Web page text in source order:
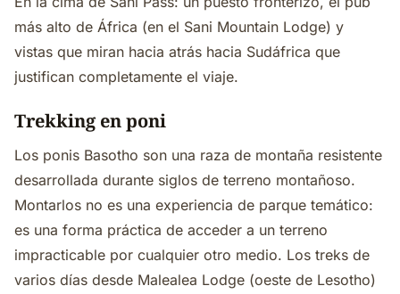
más alto de África (en el Sani Mountain Lodge) y
vistas que miran hacia atrás hacia Sudáfrica que
justifican completamente el viaje.
Trekking en poni
Los ponis Basotho son una raza de montaña resistente
desarrollada durante siglos de terreno montañoso.
Montarlos no es una experiencia de parque temático:
es una forma práctica de acceder a un terreno
impracticable por cualquier otro medio. Los treks de
varios días desde Malealea Lodge (oeste de Lesotho)